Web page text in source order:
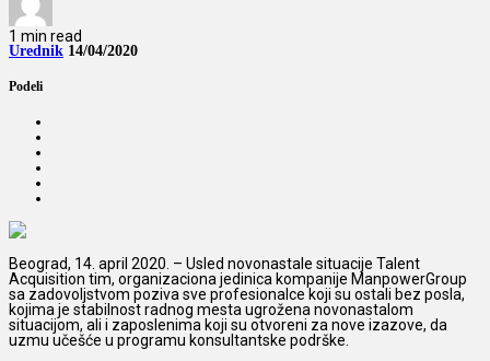
1 min read
Urednik 14/04/2020
Podeli
Beograd, 14. april 2020. – Usled novonastale situacije Talent
Acquisition tim, organizaciona jedinica kompanije ManpowerGroup
sa zadovoljstvom poziva sve profesionalce koji su ostali bez posla,
kojima je stabilnost radnog mesta ugrožena novonastalom
situacijom, ali i zaposlenima koji su otvoreni za nove izazove, da
uzmu učešće u programu konsultantske podrške.